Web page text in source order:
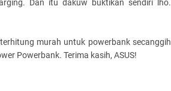
Dan itu dakuw buktikan sendiri lho.
murah untuk powerbank secanggih
Powerbank. Terima kasih, ASUS!